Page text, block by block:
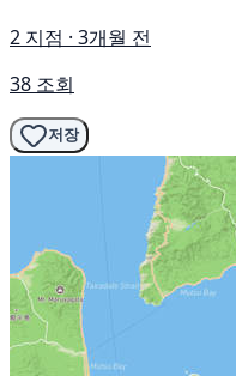
2 지점 · 3개월 전
38 조회
저장